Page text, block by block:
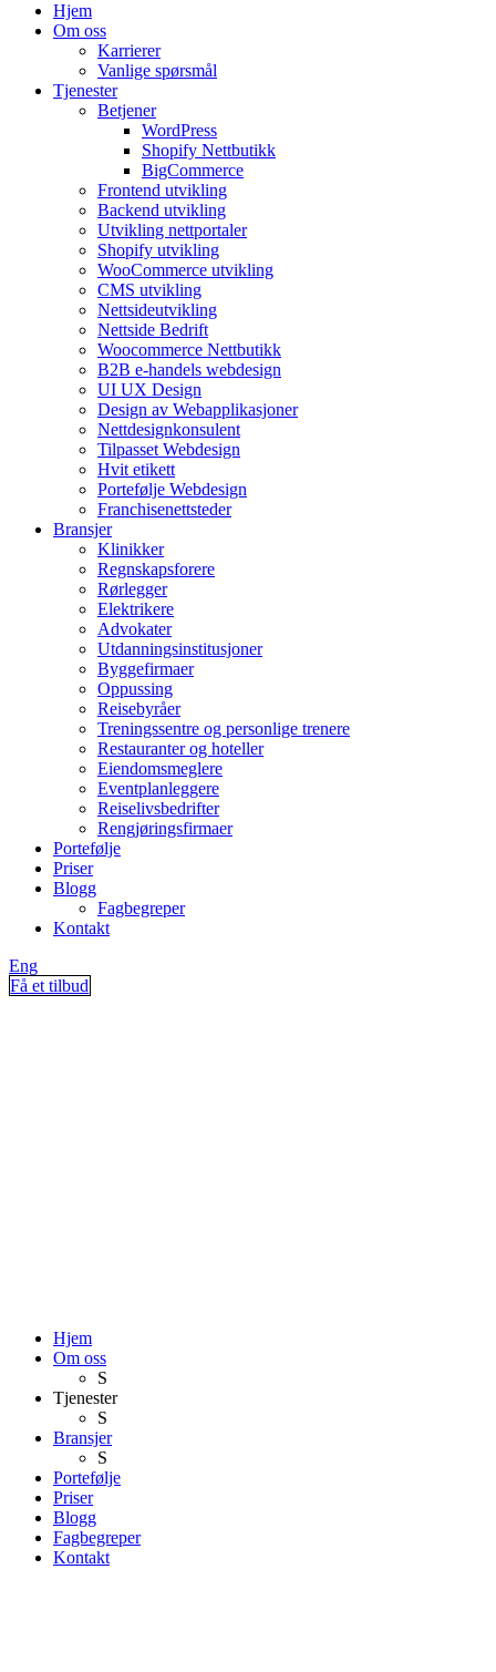
Hjem
Om oss
Karrierer
Vanlige spørsmål
Tjenester
Betjener
WordPress
Shopify Nettbutikk
BigCommerce
Frontend utvikling
Backend utvikling
Utvikling nettportaler
Shopify utvikling
WooCommerce utvikling
CMS utvikling
Nettsideutvikling
Nettside Bedrift
Woocommerce Nettbutikk
B2B e-handels webdesign
UI UX Design
Design av Webapplikasjoner
Nettdesignkonsulent
Tilpasset Webdesign
Hvit etikett
Portefølje Webdesign
Franchisenettsteder
Bransjer
Klinikker
Regnskapsforere
Rørlegger
Elektrikere
Advokater
Utdanningsinstitusjoner
Byggefirmaer
Oppussing
Reisebyråer
Treningssentre og personlige trenere
Restauranter og hoteller
Eiendomsmeglere
Eventplanleggere
Reiselivsbedrifter
Rengjøringsfirmaer
Portefølje
Priser
Blogg
Fagbegreper
Kontakt
Eng
Få et tilbud
Hjem
Om oss
S
Tjenester
S
Bransjer
S
Portefølje
Priser
Blogg
Fagbegreper
Kontakt